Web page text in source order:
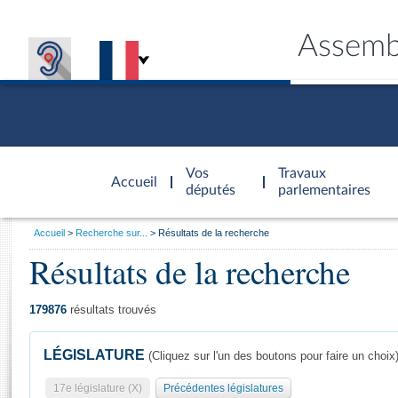
Accueil
d'accueil
Vos
députés
Travaux
parlementaires
Général
Vous
Accueil Recherche sur... Résultats de la recherche
Résultats de la recherche
179876 résultats trouvés
LÉGISLATURE (Cliquez sur l'un des boutons pour faire un choix)
17e législature (X) Précédentes législatures